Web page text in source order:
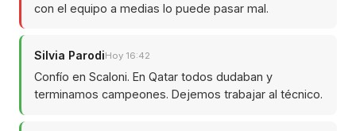
con el equipo a medias lo puede pasar mal.
Silvia ParodiHoy 16:42
Confío en Scaloni. En Qatar todos dudaban y
terminamos campeones. Dejemos trabajar al técnico.